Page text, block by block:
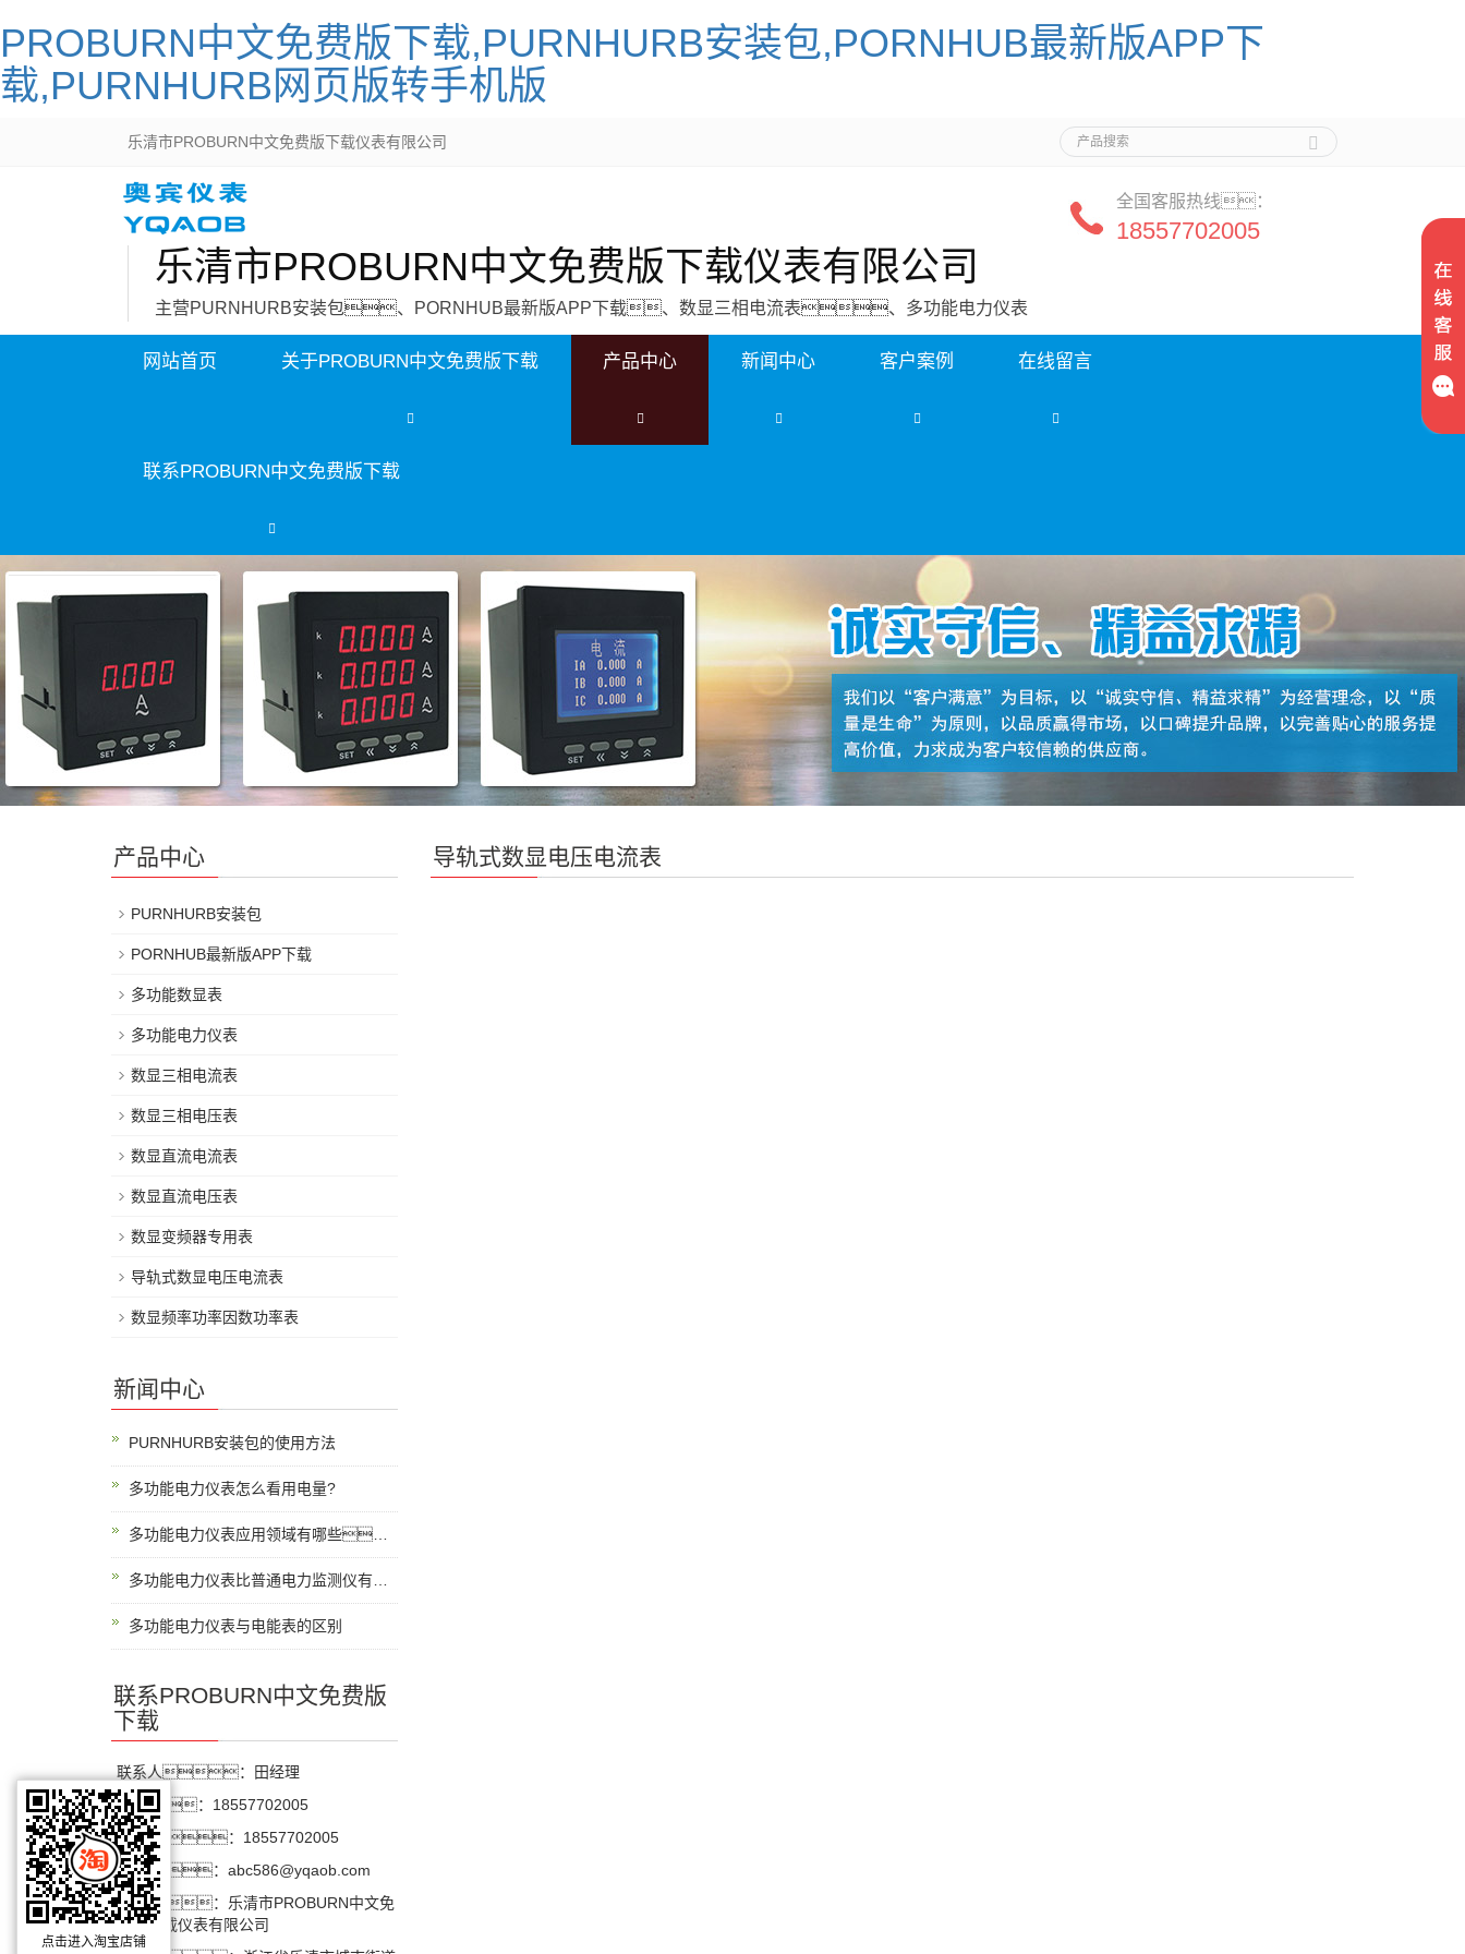
PROBURN中文免费版下载,PURNHURB安装包,PORNHUB最新版APP下
载,PURNHURB网页版转手机版
乐清市PROBURN中文免费版下载仪表有限公司
乐清市PROBURN中文免费版下载仪表有限公司
主营PURNHURB安装包、PORNHUB最新版APP下载、数显三相电流表、多功能电力仪表
全国客服热线：
18557702005
网站首页 关于PROBURN中文免费版下载 产品中心 新闻中心 客户案例 在线留言
联系PROBURN中文免费版下载
导轨式数显电压电流表
产品中心
PURNHURB安装包
PORNHUB最新版APP下载
多功能数显表
多功能电力仪表
数显三相电流表
数显三相电压表
数显直流电流表
数显直流电压表
数显变频器专用表
导轨式数显电压电流表
数显频率功率因数功率表
新闻中心
PURNHURB安装包的使用方法
多功能电力仪表怎么看用电量?
多功能电力仪表与电能表的区别
联系PROBURN中文免费版
下载
联系人：田经理
手 机：18557702005
电 话：18557702005
邮 箱：abc586@yqaob.com
公 司：乐清市PROBURN中文免
费版下载仪表有限公司
点击进入淘宝店铺